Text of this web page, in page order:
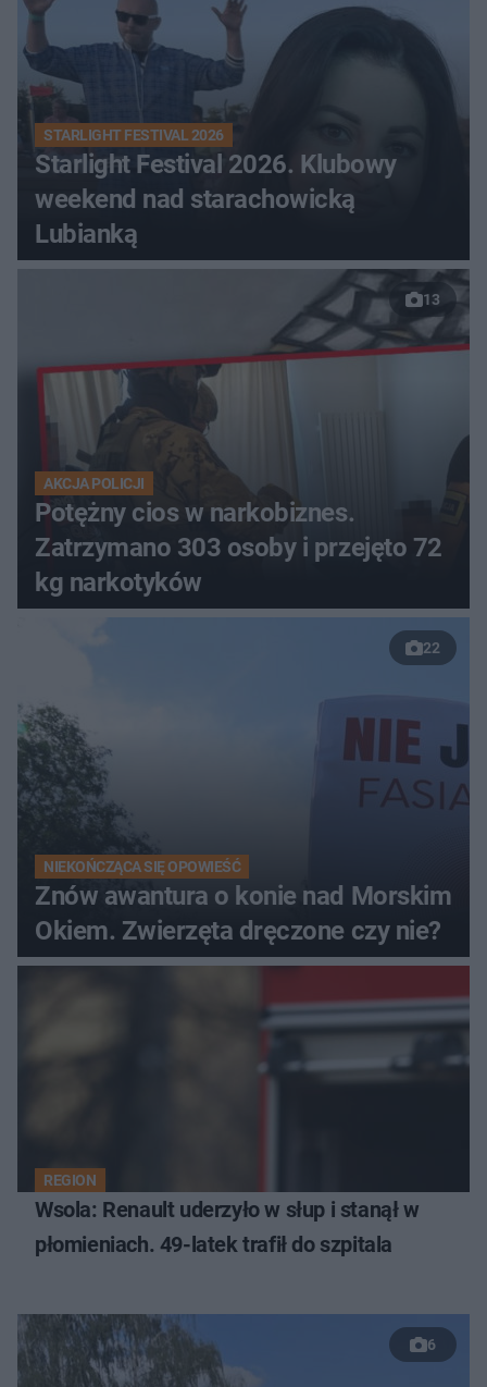
STARLIGHT FESTIVAL 2026
Starlight Festival 2026. Klubowy
weekend nad starachowicką
Lubianką
13
AKCJA POLICJI
Potężny cios w narkobiznes.
Zatrzymano 303 osoby i przejęto 72
kg narkotyków
22
NIEKOŃCZĄCA SIĘ OPOWIEŚĆ
Znów awantura o konie nad Morskim
Okiem. Zwierzęta dręczone czy nie?
REGION
Wsola: Renault uderzyło w słup i stanął w
płomieniach. 49-latek trafił do szpitala
6